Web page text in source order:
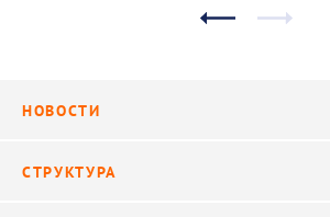
НОВОСТИ
СТРУКТУРА